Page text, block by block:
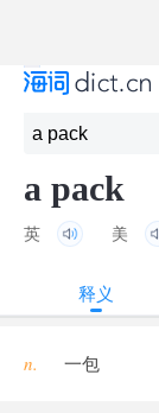
a pack
英 美
释义
n. 一包